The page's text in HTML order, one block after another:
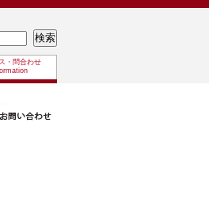
・問合わせ